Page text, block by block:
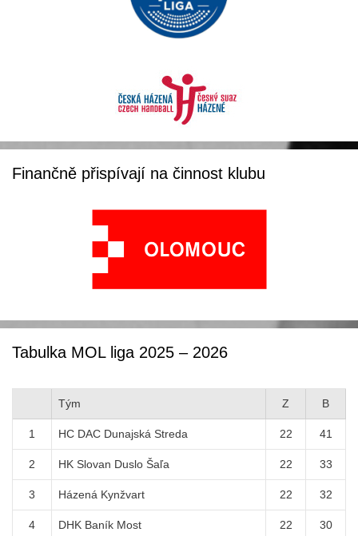
Finančně přispívají na činnost klubu
Tabulka MOL liga 2025 – 2026
Tým Z B
1 HC DAC Dunajská Streda 22 41
2 HK Slovan Duslo Šaľa 22 33
3 Házená Kynžvart 22 32
4 DHK Baník Most 22 30